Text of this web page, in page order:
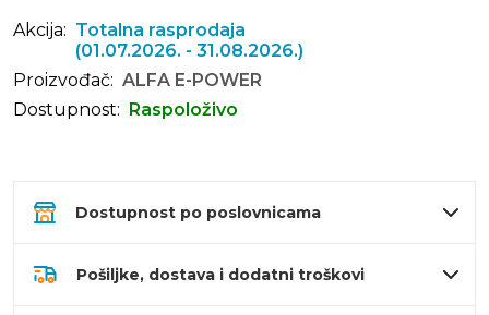
Akcija: Totalna rasprodaja
(01.07.2026. - 31.08.2026.)
Proizvođač: ALFA E-POWER
Dostupnost:
Raspoloživo
Dostupnost po poslovnicama
Pošiljke, dostava i dodatni troškovi